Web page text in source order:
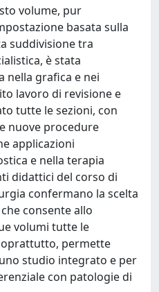
volume, pur
basata sulla
suddivisione tra
è stata
nella grafica e nei
lavoro di revisione e
tutte le sezioni, con
nuove procedure
applicazioni
e nella terapia
didattici del corso di
confermano la scelta
consente allo
volumi tutte le
permette
studio integrato e per
con patologie di